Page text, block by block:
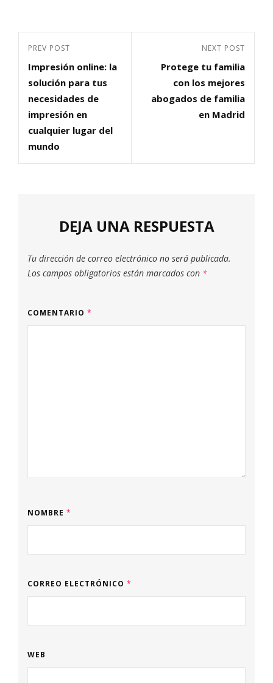
Navegación
de
entradas
Previous
Post
PREV POST
Impresión online: la
solución para tus
necesidades de
impresión en
cualquier lugar del
mundo
Post
NEXT POST
Protege tu familia
con los mejores
abogados de familia
en Madrid
DEJA UNA RESPUESTA
Tu dirección de correo electrónico no será publicada.
Los campos obligatorios están marcados con *
COMENTARIO *
NOMBRE *
CORREO ELECTRÓNICO *
WEB